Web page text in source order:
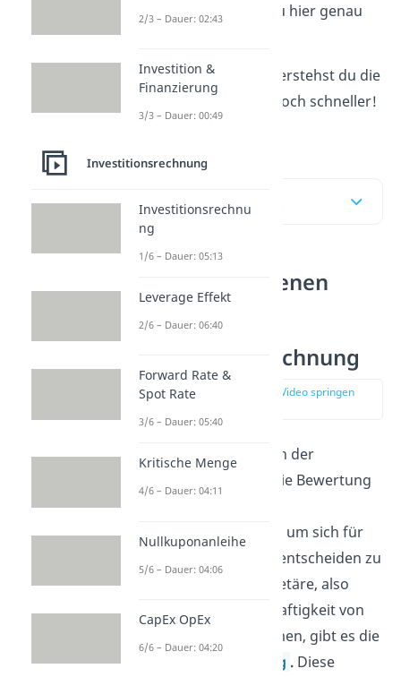
werden? Dann bist du hier genau
Mit unseren Videos verstehst du die
Themen auf Anhieb noch schneller!
Probier es
Inhaltsübersicht
Die verschiedenen
Verfahren der
dynamischen
Investitionsrechnung
zur Stelle im Video springen
Das zentrale Thema in der
Finanzwirtschaft ist die Bewertung
Investitionsprojekte,
um sich für
die beste Alternative entscheiden zu
können. Um die monetäre, also
wertmäßige, Vorteilhaftigkeit von
Projekten zu bestimmen, gibt es die
Investitionsrechnung . Diese
2/3 – Dauer: 02:43
Investition &
Finanzierung
3/3 – Dauer: 00:49
Investitionsrechnung
Investitionsrechnu
ng
1/6 – Dauer: 05:13
Leverage Effekt
2/6 – Dauer: 06:40
Forward Rate &
Spot Rate
3/6 – Dauer: 05:40
Kritische Menge
4/6 – Dauer: 04:11
Nullkuponanleihe
5/6 – Dauer: 04:06
CapEx OpEx
6/6 – Dauer: 04:20